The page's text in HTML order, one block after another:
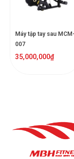
Máy tập tay sau MCM-
007
35,000,000₫